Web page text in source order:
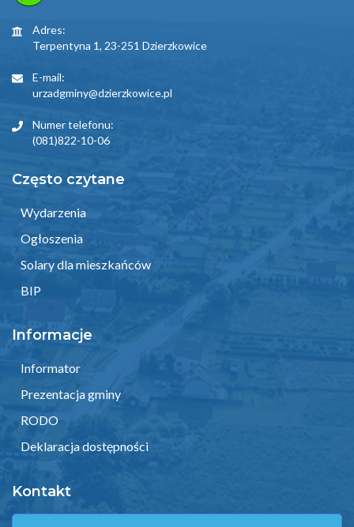
Adres:
Terpentyna 1, 23-251 Dzierzkowice
E-mail:
urzadgminy@dzierzkowice.pl
Numer telefonu:
(081)822-10-06
Często czytane
Wydarzenia
Ogłoszenia
Solary dla mieszkańców
BIP
Informacje
Informator
Prezentacja gminy
RODO
Deklaracja dostępności
Kontakt